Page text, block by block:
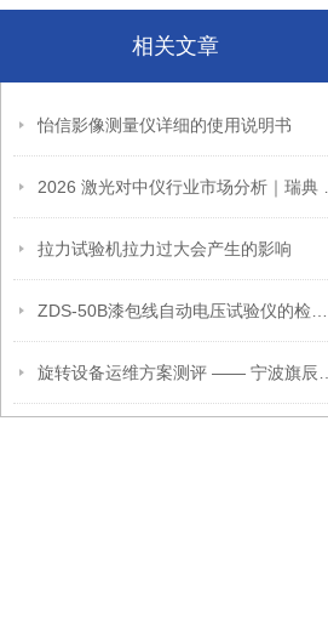
相关文章
怡信影像测量仪详细的使用说明书
拉力试验机拉力过大会产生的影响